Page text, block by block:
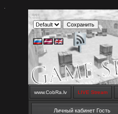
www.CobRa.lv LIVE Stream
Личный кабинет Гость